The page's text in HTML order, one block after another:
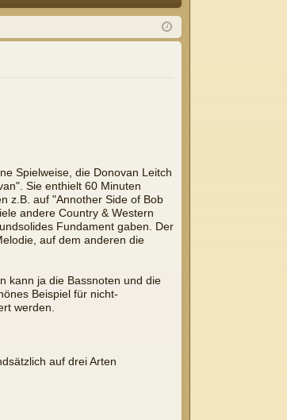
Q m
el
ist
rie
Spielweise, die Donovan Leitch
Sie enthielt 60 Minuten
z.B. auf "Annother Side of Bob
andere Country & Western
Fundament gaben. Der
auf dem anderen die
kann ja die Bassnoten und die
Beispiel für nicht-
werden.
auf drei Arten